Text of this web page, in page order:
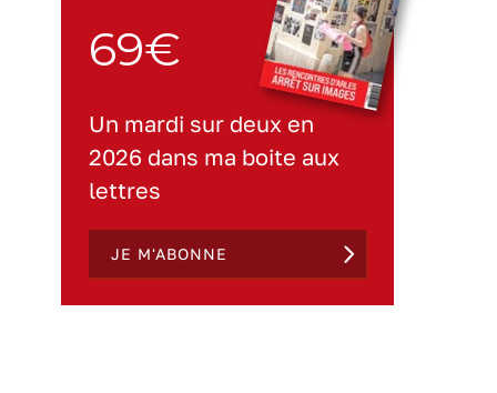
69€
Un mardi sur deux en
2026 dans ma boite aux
lettres
JE M'ABONNE